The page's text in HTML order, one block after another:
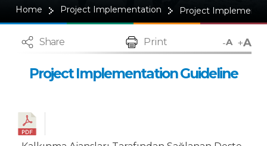
Home Project Implementation Project
Project Implementation Guideline
Share Print -A +A